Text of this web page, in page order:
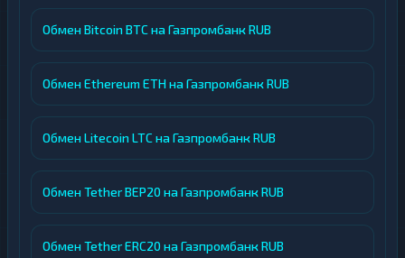
Обмен Bitcoin BTC на Газпромбанк RUB
Обмен Ethereum ETH на Газпромбанк RUB
Обмен Litecoin LTC на Газпромбанк RUB
Обмен Tether BEP20 на Газпромбанк RUB
Обмен Tether ERC20 на Газпромбанк RUB